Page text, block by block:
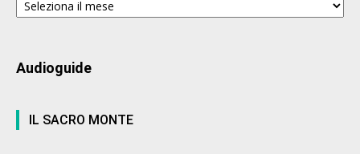
Audioguide
IL SACRO MONTE